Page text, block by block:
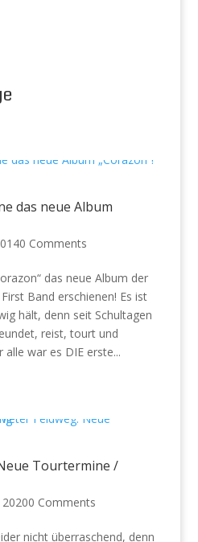
das neue Album
0 Comments
das neue Album der
Band erschienen! Es ist
hält, denn seit Schultagen
reist, tourt und
war es DIE erste...
Tourtermine /
0 Comments
nicht überraschend, denn